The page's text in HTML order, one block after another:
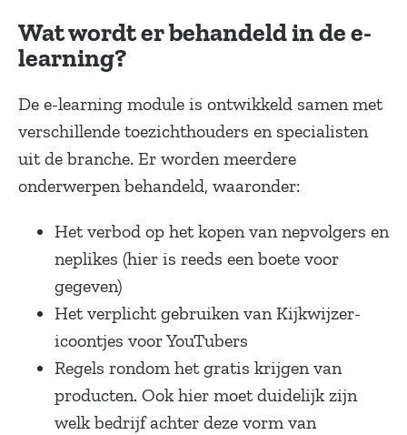
Wat wordt er behandeld in de e-
learning?
De e-learning module is ontwikkeld samen met
verschillende toezichthouders en specialisten
uit de branche. Er worden meerdere
onderwerpen behandeld, waaronder:
Het verbod op het kopen van nepvolgers en
neplikes (hier is reeds een boete voor
gegeven)
Het verplicht gebruiken van Kijkwijzer-
icoontjes voor YouTubers
Regels rondom het gratis krijgen van
producten. Ook hier moet duidelijk zijn
welk bedrijf achter deze vorm van